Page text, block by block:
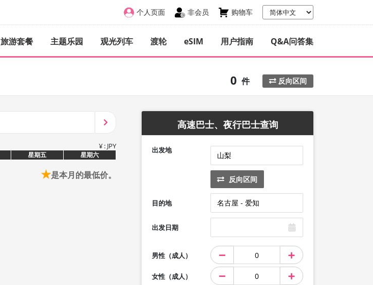
个人页面 非会员 购物车
旅游套餐 主题乐园 观光列车 渡轮 eSIM 用户指南 Q&A问答集
0 件 反向区间
¥ : JPY
星期五 星期六
★是本月的最低价。
高速巴士、夜行巴士查询
出发地
反向区间
目的地
出发日期
男性（成人）
女性（成人）